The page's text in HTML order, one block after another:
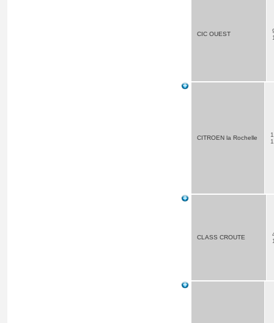
CIC OUEST
CITROEN la Rochelle
CLASS CROUTE